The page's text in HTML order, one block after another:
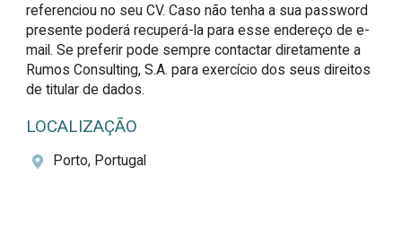
referenciou no seu CV. Caso não tenha a sua password
presente poderá recuperá-la para esse endereço de e-
mail. Se preferir pode sempre contactar diretamente a
Rumos Consulting, S.A. para exercício dos seus direitos
de titular de dados.
LOCALIZAÇÃO
Porto, Portugal